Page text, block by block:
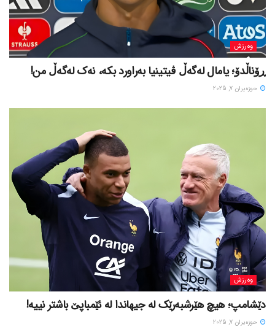
وەرزش
ڕۆناڵدۆ؛ یامال لەگەڵ ڤیتینیا بەراورد بکە، نەک لەگەڵ من!
حوزه‌یران 7, 2025
وەرزش
دێشامپ؛ هیچ هێرشبەرێک لە جیهاندا لە ئێمباپێ باشتر نییە!
حوزه‌یران 7, 2025